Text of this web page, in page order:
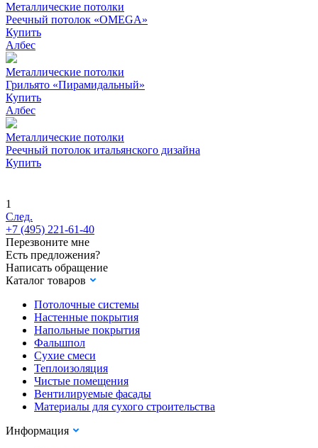
Металлические потолки
Реечный потолок «OMEGA»
Купить
Албес
Металлические потолки
Грильято «Пирамидальный»
Купить
Албес
Металлические потолки
Реечный потолок итальянского дизайна
Купить
1
След.
+7 (495) 221-61-40
Перезвоните мне
Есть предложения?
Написать обращение
Каталог товаров
Потолочные системы
Настенные покрытия
Напольные покрытия
Фальшпол
Сухие смеси
Теплоизоляция
Чистые помещения
Вентилируемые фасады
Материалы для сухого строительства
Информация